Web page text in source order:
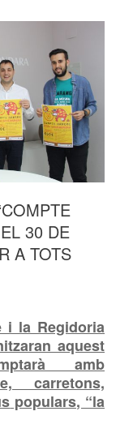
30 DE
A TOTS
i la Regidoria
aquest
amb
carretons,
populars, “la